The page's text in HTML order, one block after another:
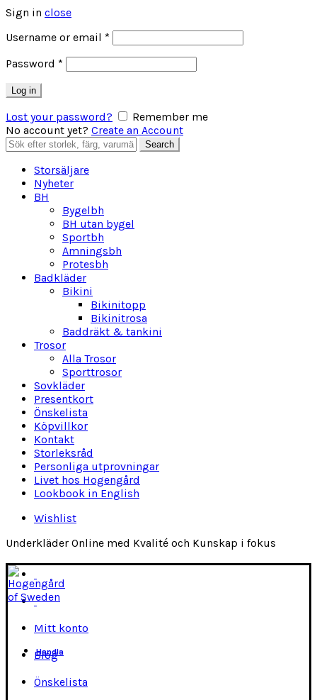
Sign in close
Username or email *
Password *
Log in
Lost your password?
Remember me
No account yet? Create an Account
Search
for:
Search
Storsäljare
Nyheter
BH
Bygelbh
BH utan bygel
Sportbh
Amningsbh
Protesbh
Badkläder
Bikini
Bikinitopp
Bikinitrosa
Baddräkt & tankini
Trosor
Alla Trosor
Sporttrosor
Sovkläder
Presentkort
Önskelista
Köpvillkor
Kontakt
Storleksråd
Personliga utprovningar
Livet hos Hogengård
Lookbook in English
Wishlist
Underkläder Online med Kvalité och Kunskap i fokus
Mitt konto
Blog
Önskelista
Handla